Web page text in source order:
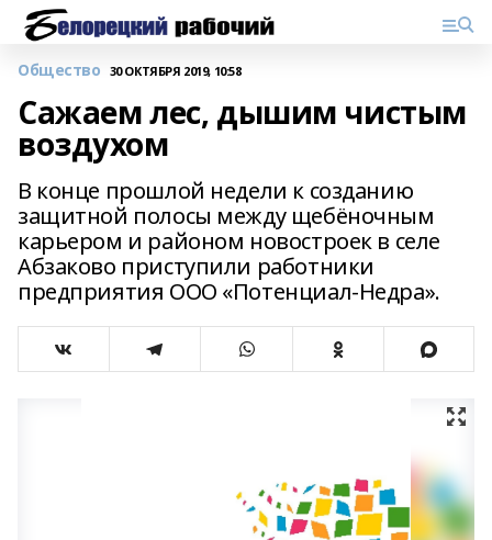
Общество 30 ОКТЯБРЯ 2019, 10:58
Сажаем лес, дышим чистым
воздухом
В конце прошлой недели к созданию
защитной полосы между щебёночным
карьером и районом новостроек в селе
Абзаково приступили работники
предприятия ООО «Потенциал-Недра».